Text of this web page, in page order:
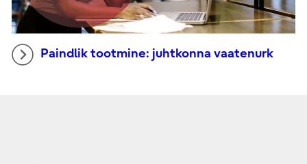
Paindlik tootmine: juhtkonna vaatenurk